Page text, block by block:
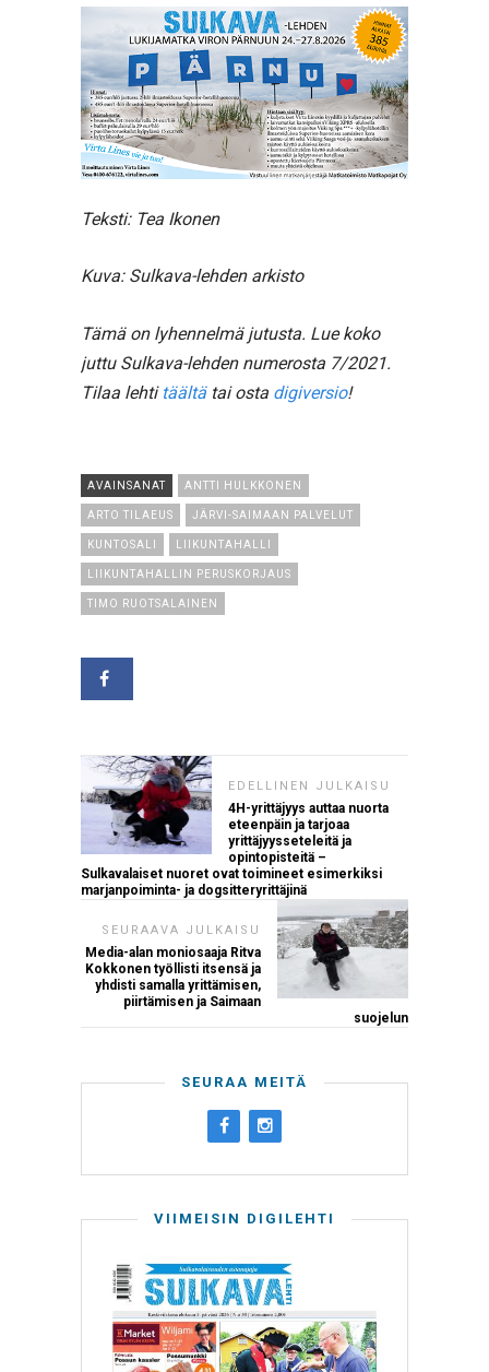
Teksti: Tea Ikonen
Kuva: Sulkava-lehden arkisto
Tämä on lyhennelmä jutusta. Lue koko
juttu Sulkava-lehden numerosta 7/2021.
Tilaa lehti täältätai osta digiversio!
AVAINSANAT ANTTI HULKKONEN
ARTO TILAEUS JÄRVI-SAIMAAN PALVELUT
KUNTOSALI LIIKUNTAHALLI
LIIKUNTAHALLIN PERUSKORJAUS
TIMO RUOTSALAINEN
EDELLINEN JULKAISU
4H-yrittäjyys auttaa nuorta
eteenpäin ja tarjoaa
yrittäjyysseteleitä ja
opintopisteitä –
Sulkavalaiset nuoret ovat toimineet esimerkiksi
marjanpoiminta- ja dogsitteryrittäjinä
SEURAAVA JULKAISU
Media-alan moniosaaja Ritva
Kokkonen työllisti itsensä ja
yhdisti samalla yrittämisen,
piirtämisen ja Saimaan
suojelun
SEURAA MEITÄ
VIIMEISIN DIGILEHTI